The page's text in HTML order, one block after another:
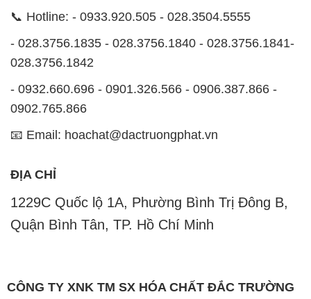
📞 Hotline: - 0933.920.505 - 028.3504.5555
- 028.3756.1835 - 028.3756.1840 - 028.3756.1841-
028.3756.1842
- 0932.660.696 - 0901.326.566 - 0906.387.866 -
0902.765.866
📧 Email: hoachat@dactruongphat.vn
ĐỊA CHỈ
1229C Quốc lộ 1A, Phường Bình Trị Đông B,
Quận Bình Tân, TP. Hồ Chí Minh
CÔNG TY XNK TM SX HÓA CHẤT ĐẮC TRƯỜNG